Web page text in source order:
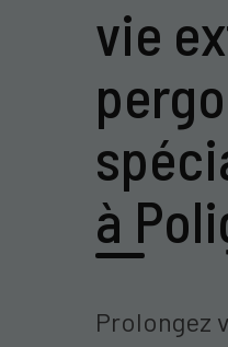
vie
à
Prolongez